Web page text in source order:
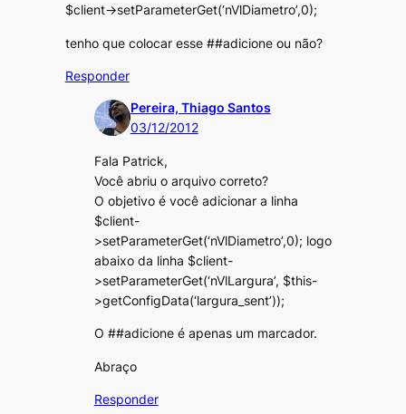
$client->setParameterGet(‘nVlDiametro’,0);
tenho que colocar esse ##adicione ou não?
Responder
Pereira, Thiago Santos
03/12/2012
Fala Patrick,
Você abriu o arquivo correto?
O objetivo é você adicionar a linha
$client-
>setParameterGet(‘nVlDiametro’,0); logo
abaixo da linha $client-
>setParameterGet(‘nVlLargura’, $this-
>getConfigData(‘largura_sent’));
O ##adicione é apenas um marcador.
Abraço
Responder